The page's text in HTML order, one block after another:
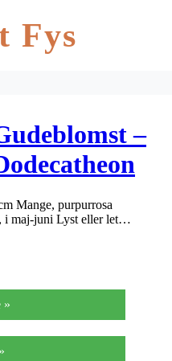
Fys
–
Mange, purpurrosa
i maj-juni Lyst eller let…
»